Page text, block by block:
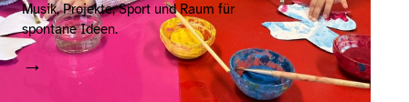
Musik, Projekte, Sport und Raum für
spontane Ideen.
→